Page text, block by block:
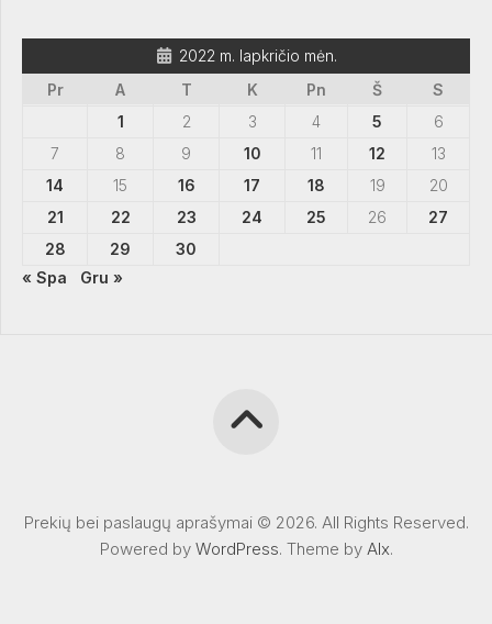
2022 m. lapkričio mėn.
Pr
A T K Pn Š
S
1
2 3 4 5
6
7
8 9 10 11 12
13
14
15 16 17 18 19
20
21
22 23 24 25 26
27
28
29
30
« Spa
Gru »
Prekių bei paslaugų aprašymai © 2026. All Rights Reserved.
Powered by WordPress. Theme by Alx.